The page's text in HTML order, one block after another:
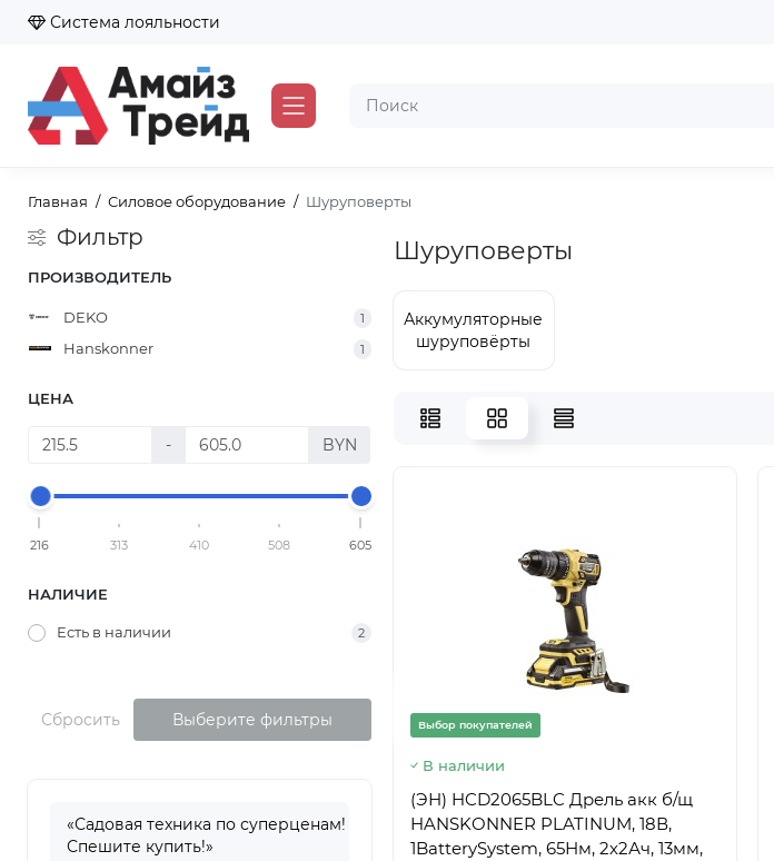
Система лояльности
Главная Силовое оборудование Шуруповерты
Фильтр
ПРОИЗВОДИТЕЛЬ
DEKO 1
Hanskonner 1
ЦЕНА
- BYN
216 313 410 508 605
НАЛИЧИЕ
Есть в наличии 2
Сбросить Выберите фильтры
«Садовая техника по суперценам!
Спешите купить!»
Шуруповерты
Аккумуляторные
шуруповёрты
Выбор покупателей
В наличии
(ЭН) HCD2065BLC Дрель акк б/щ
HANSKONNER PLATINUM, 18В,
1BatterySystem, 65Нм, 2х2Ач, 13мм,